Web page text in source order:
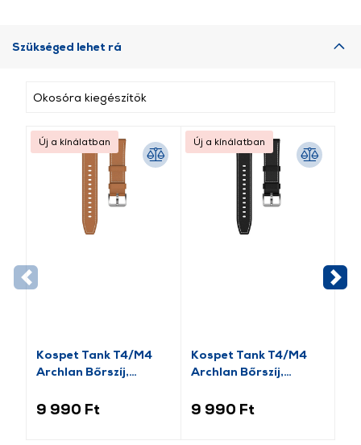
Szükséged lehet rá
Okosóra kiegészítők
Kospet Tank T4/M4
Archlan Bőrszíj,
9 990 Ft
Új a kínálatban
Kospet Tank T4/M4
Archlan Bőrszíj,
9 990 Ft
Új a kínálatban